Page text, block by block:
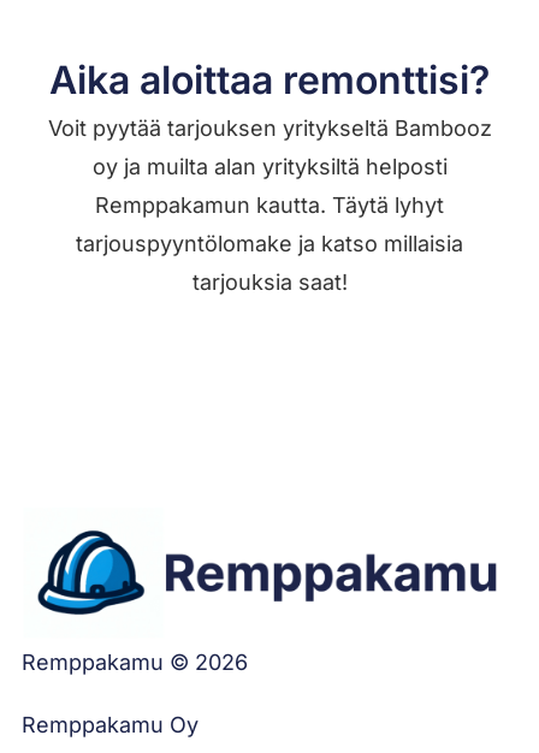
Aika aloittaa remonttisi?
Voit pyytää tarjouksen yritykseltä Bambooz
oy ja muilta alan yrityksiltä helposti
Remppakamun kautta. Täytä lyhyt
tarjouspyyntölomake ja katso millaisia
tarjouksia saat!
Remppakamu © 2026
Remppakamu Oy